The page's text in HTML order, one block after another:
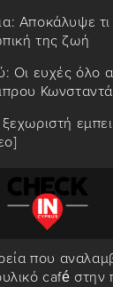
Αποκάλυψε
της ζωή
Οι ευχές όλο
που
café στην